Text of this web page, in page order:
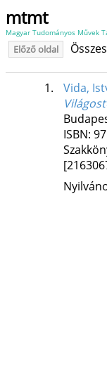
mtmt
Magyar Tudományos Művek
Előző oldal
1.
Vida,
ISBN: